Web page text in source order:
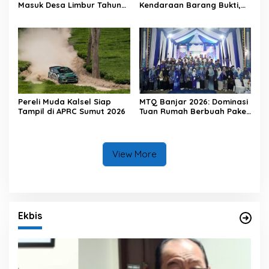
Masuk Desa Limbur Tahun
Kendaraan Barang Bukti,
Pereli Muda Kalsel Siap
Tampil di APRC Sumut 2026
MTQ Banjar 2026: Dominasi
Tuan Rumah Berbuah Paket
View More
Ekbis